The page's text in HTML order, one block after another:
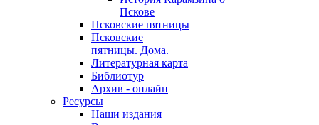
Пскове
Псковские пятницы
Псковские
пятницы. Дома.
Литературная карта
Библиотур
Архив - онлайн
Ресурсы
Наши издания